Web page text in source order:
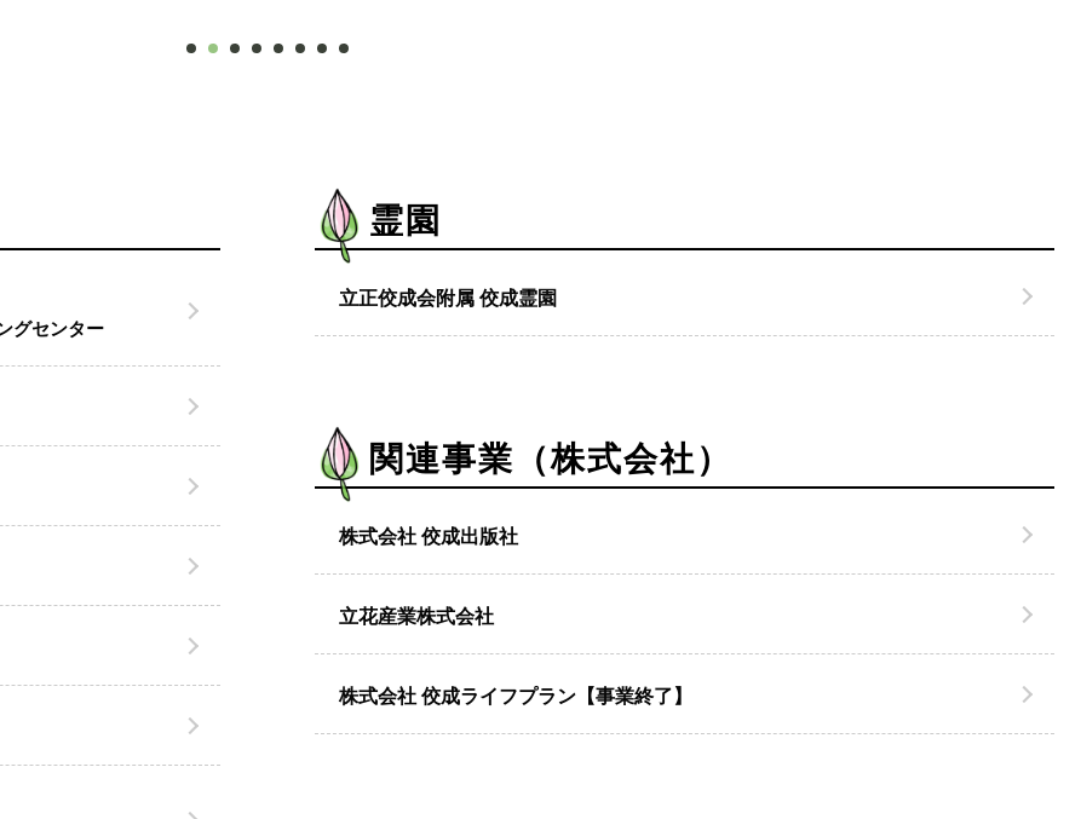
グセンター
霊園
立正佼成会附属 佼成霊園
関連事業（株式会社）
株式会社 佼成出版社
立花産業株式会社
株式会社 佼成ライフプラン【事業終了】